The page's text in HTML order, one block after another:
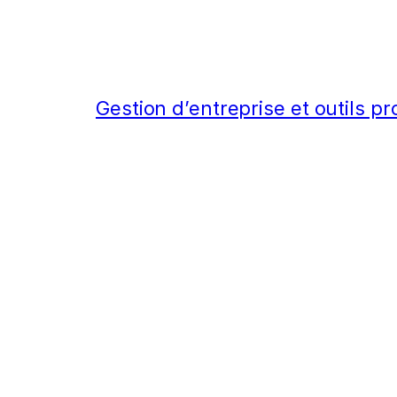
Gestion d’entreprise et outils